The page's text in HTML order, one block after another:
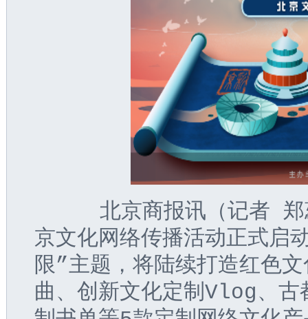
北京商报讯（记者
京文化网络传播活动正式启
限”主题，将陆续打造红色
曲、创新文化定制Vlog、古